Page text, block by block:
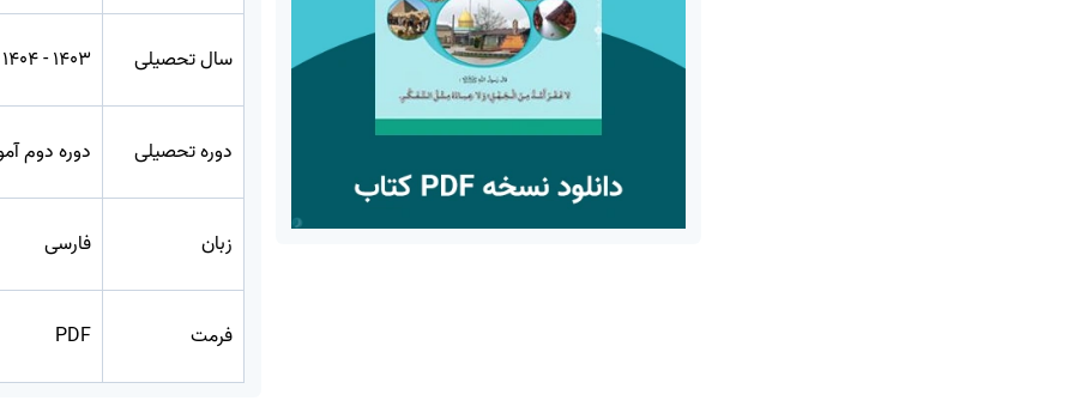
سال تحصیلی 1403 - 1404
دوره تحصیلی دوره دوم
زبان فارسی
فرمت PDF